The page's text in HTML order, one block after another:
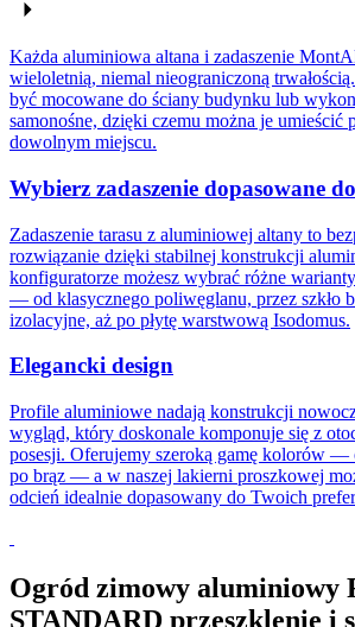
Każda aluminiowa altana i zadaszenie
wieloletnią, niemal nieograniczoną
być mocowane do ściany budynku lub
samonośne, dzięki czemu można je umieścić
dowolnym miejscu.
Wybierz zadaszenie dopasowane
Zadaszenie tarasu z aluminiowej altany to
rozwiązanie dzięki stabilnej konstrukcji
konfiguratorze możesz wybrać różne
— od klasycznego poliwęglanu, przez szkło
izolacyjne, aż po płytę warstwową Isodomus.
Elegancki design
Profile aluminiowe nadają konstrukcji
wygląd, który doskonale komponuje się z
posesji. Oferujemy szeroką gamę kolorów —
po brąz — a w naszej lakierni proszkowej
odcień idealnie dopasowany do Twoich
Ogród zimowy aluminiowy
STANDARD przeszklenie i